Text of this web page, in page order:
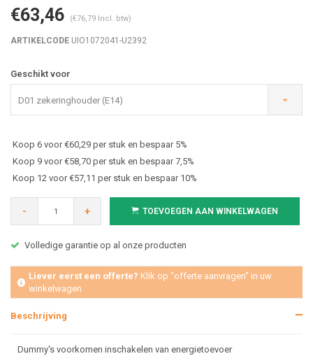
€63,46 (€76,79 Incl. btw)
ARTIKELCODE UIO1072041-U2392
Geschikt voor
D01 zekeringhouder (E14)
Koop 6 voor €60,29 per stuk en bespaar 5%
Koop 9 voor €58,70 per stuk en bespaar 7,5%
Koop 12 voor €57,11 per stuk en bespaar 10%
- + TOEVOEGEN AAN WINKELWAGEN
Volledige garantie op al onze producten
Liever eerst een offerte? Klik op "offerte aanvragen" in uw
winkelwagen
Beschrijving
Dummy's voorkomen inschakelen van energietoevoer